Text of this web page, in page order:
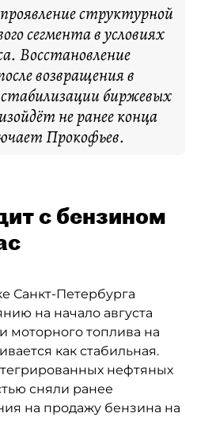
структурной
сегмента в условиях
Восстановление
возвращения в
биржевых
не ранее конца
Прокофьев.
с бензином
Санкт-Петербурга
на начало августа
моторного топлива на
как стабильная.
нефтяных
сняли ранее
на продажу бензина на